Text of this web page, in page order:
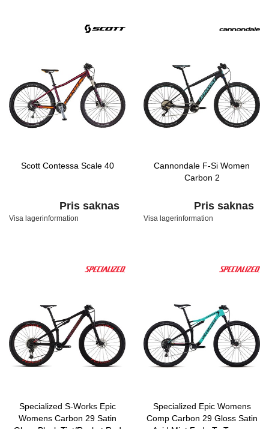
Scott Contessa Scale 40
Pris saknas
Visa lagerinformation
Cannondale F-Si Women
Carbon 2
Pris saknas
Visa lagerinformation
Specialized S-Works Epic
Womens Carbon 29 Satin
Specialized Epic Womens
Comp Carbon 29 Gloss Satin